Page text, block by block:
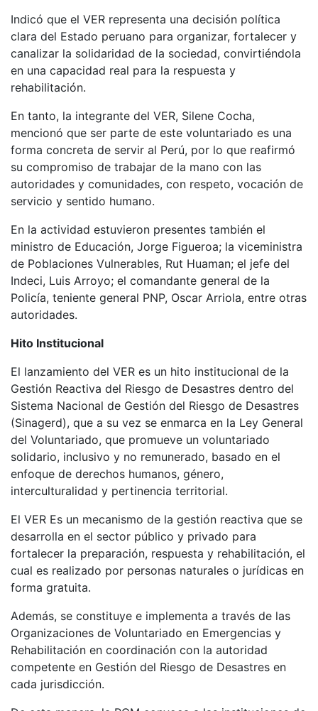
Indicó que el VER representa una decisión política
clara del Estado peruano para organizar, fortalecer y
canalizar la solidaridad de la sociedad, convirtiéndola
en una capacidad real para la respuesta y
rehabilitación.
En tanto, la integrante del VER, Silene Cocha,
mencionó que ser parte de este voluntariado es una
forma concreta de servir al Perú, por lo que reafirmó
su compromiso de trabajar de la mano con las
autoridades y comunidades, con respeto, vocación de
servicio y sentido humano.
En la actividad estuvieron presentes también el
ministro de Educación, Jorge Figueroa; la viceministra
de Poblaciones Vulnerables, Rut Huaman; el jefe del
Indeci, Luis Arroyo; el comandante general de la
Policía, teniente general PNP, Oscar Arriola, entre otras
autoridades.
Hito Institucional
El lanzamiento del VER es un hito institucional de la
Gestión Reactiva del Riesgo de Desastres dentro del
Sistema Nacional de Gestión del Riesgo de Desastres
(Sinagerd), que a su vez se enmarca en la Ley General
del Voluntariado, que promueve un voluntariado
solidario, inclusivo y no remunerado, basado en el
enfoque de derechos humanos, género,
interculturalidad y pertinencia territorial.
El VER Es un mecanismo de la gestión reactiva que se
desarrolla en el sector público y privado para
fortalecer la preparación, respuesta y rehabilitación, el
cual es realizado por personas naturales o jurídicas en
forma gratuita.
Además, se constituye e implementa a través de las
Organizaciones de Voluntariado en Emergencias y
Rehabilitación en coordinación con la autoridad
competente en Gestión del Riesgo de Desastres en
cada jurisdicción.